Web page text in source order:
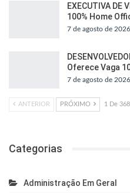
EXECUTIVA DE
100% Home
7 de agosto de 2026
Oferece Vaga
7 de agosto de 2026
ANTERIOR PRÓXIMO 1 De 368
Categorias
Administração Em Geral